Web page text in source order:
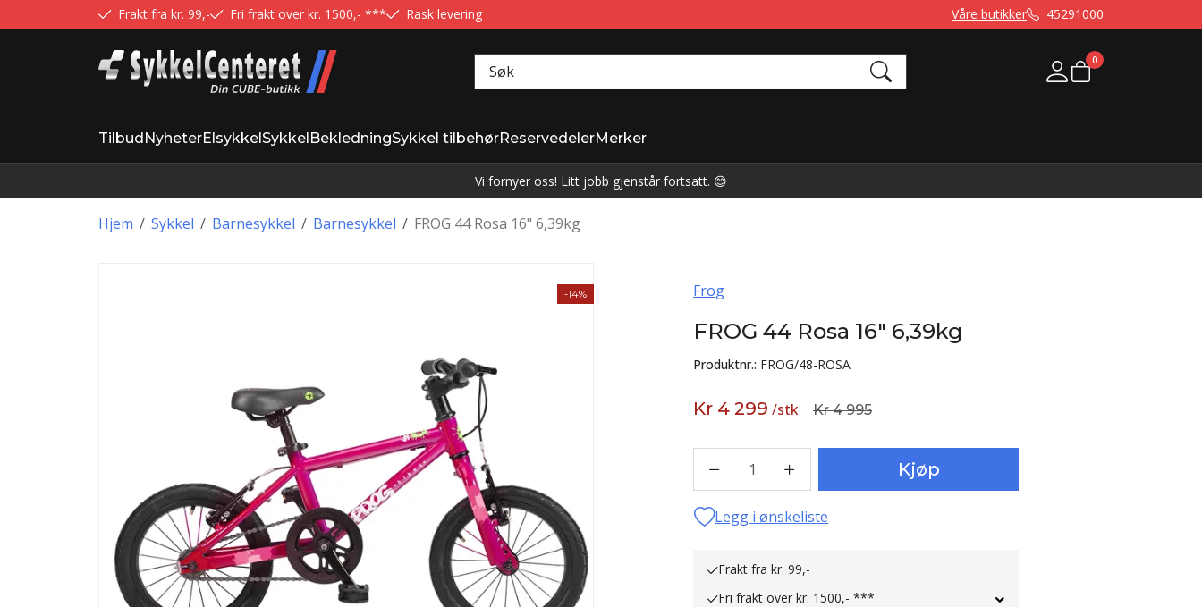
Frakt fra kr. 99,- Fri frakt over kr. 1500,- *** Rask levering Våre butikker 45291000
Mine sider
0
TilbudNyheterElsykkelSykkelBekledningSykkel tilbehørReservedelerMerker
Vi fornyer oss! Litt jobb gjenstår fortsatt. 😊
/
Hjem /
Sykkel /
Barnesykkel /
Barnesykkel FROG 44 Rosa 16" 6,39kg
-14% Frog
FROG 44 Rosa 16" 6,39kg
Produktnr.: FROG/48-ROSA
Kr 4 299 /stk Kr 4 995
1 Kjøp
Legg i ønskeliste
Frakt fra kr. 99,-
Fri frakt over kr. 1500,- ***